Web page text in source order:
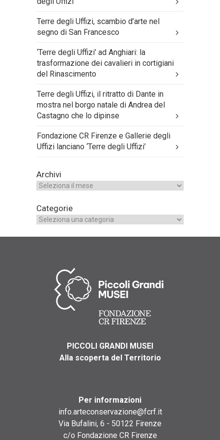
Terre degli Uffizi, scambio d’arte nel
segno di San Francesco
‘Terre degli Uffizi’ ad Anghiari: la
trasformazione dei cavalieri in cortigiani
del Rinascimento
Terre degli Uffizi, il ritratto di Dante in
mostra nel borgo natale di Andrea del
Castagno che lo dipinse
Fondazione CR Firenze e Gallerie degli
Uffizi lanciano ‘Terre degli Uffizi’
Archivi
Categorie
PICCOLI GRANDI MUSEI
Alla scoperta del Territorio
Per informazioni
info.arteconservazione@fcrf.it
Via Bufalini, 6 - 50122 Firenze
c/o Fondazione CR Firenze